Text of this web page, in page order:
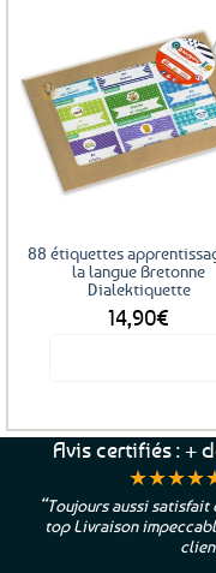
88 étiquettes
la langue Bretonne
Dialektiquette
14,90€
Avis certifiés : +
“Toujours aussi
top Livraison